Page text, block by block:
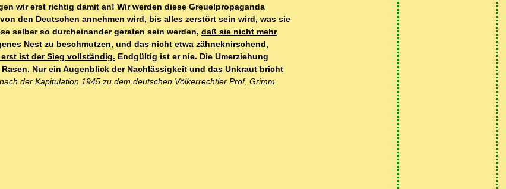
wir erst richtig damit an! Wir werden diese Greuelpropaganda
den Deutschen annehmen wird, bis alles zerstört sein wird, was sie
selber so durcheinander geraten sein werden, daß sie nicht mehr
Nest zu beschmutzen, und das nicht etwa zähneknirschend,
ist der Sieg vollständig. Endgültig ist er nie. Die Umerziehung
Nur ein Augenblick der Nachlässigkeit und das Unkraut bricht
nach der Kapitulation 1945 zu dem deutschen Völkerrechtler Prof. Grimm